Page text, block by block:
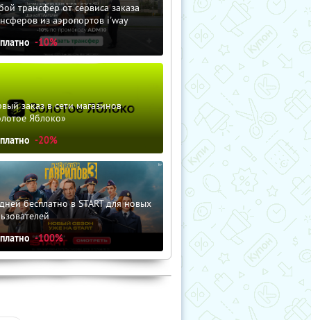
трансфер от сервиса заказа
из аэропортов i'way
-10%
заказ в сети магазинов
Яблоко»
-20%
бесплатно в START для новых
-100%